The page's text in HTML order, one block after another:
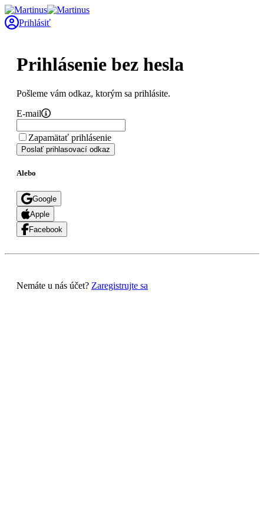
Prihlásiť
Prihlásenie bez hesla
Pošleme vám odkaz, ktorým sa prihlásite.
E-mail
Zapamätať prihlásenie
Poslať prihlasovací odkaz
Alebo
Google
Apple
Facebook
Nemáte u nás účet? Zaregistrujte sa